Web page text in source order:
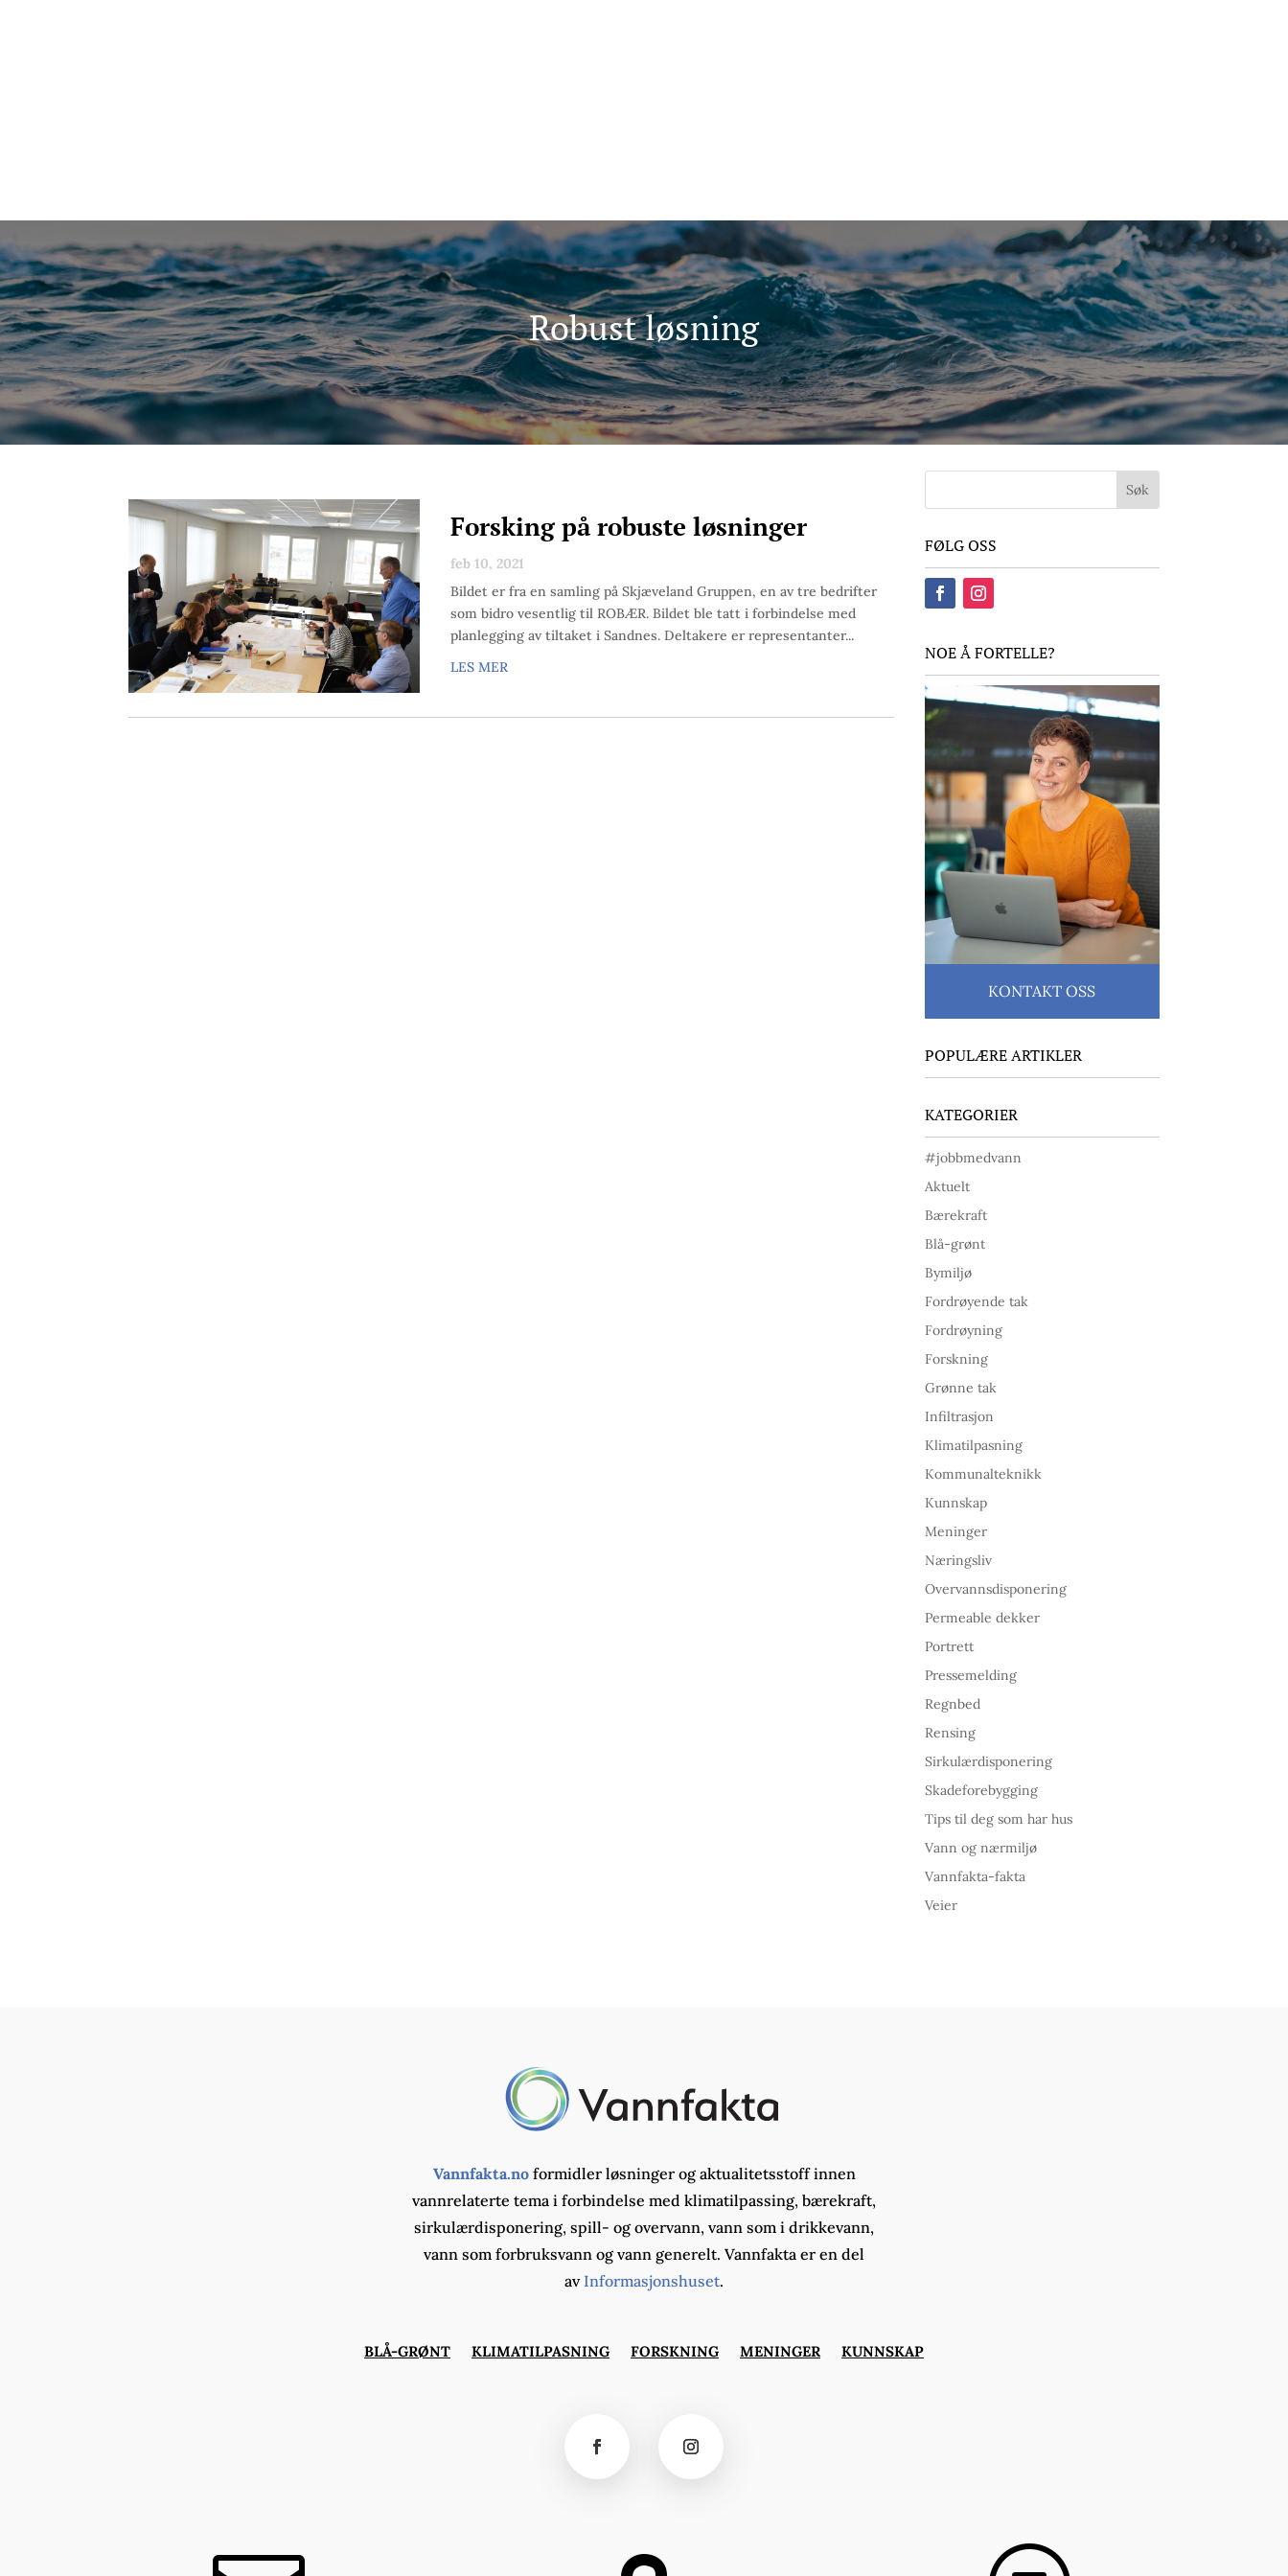
Robust løsning
Forsking på robuste løsninger
feb 10, 2021
Bildet er fra en samling på Skjæveland Gruppen, en av tre bedrifter
som bidro vesentlig til ROBÆR. Bildet ble tatt i forbindelse med
planlegging av tiltaket i Sandnes. Deltakere er representanter...
LES MER
FØLG OSS
NOE Å FORTELLE?
KONTAKT OSS
POPULÆRE ARTIKLER
KATEGORIER
#jobbmedvann
Aktuelt
Bærekraft
Blå-grønt
Bymiljø
Fordrøyende tak
Fordrøyning
Forskning
Grønne tak
Infiltrasjon
Klimatilpasning
Kommunalteknikk
Kunnskap
Meninger
Næringsliv
Overvannsdisponering
Permeable dekker
Portrett
Pressemelding
Regnbed
Rensing
Sirkulærdisponering
Skadeforebygging
Tips til deg som har hus
Vann og nærmiljø
Vannfakta-fakta
Veier
Vannfakta.noformidler løsninger og aktualitetsstoff innen
vannrelaterte tema i forbindelse med klimatilpassing, bærekraft,
sirkulærdisponering, spill- og overvann, vann som i drikkevann,
vann som forbruksvann og vann generelt. Vannfakta er en del
av Informasjonshuset.
BLÅ-GRØNT KLIMATILPASNING FORSKNING MENINGER KUNNSKAP